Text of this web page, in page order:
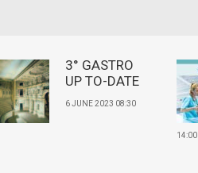
3° GASTRO
UP TO-DATE
6 JUNE 2023 08:30
14:00